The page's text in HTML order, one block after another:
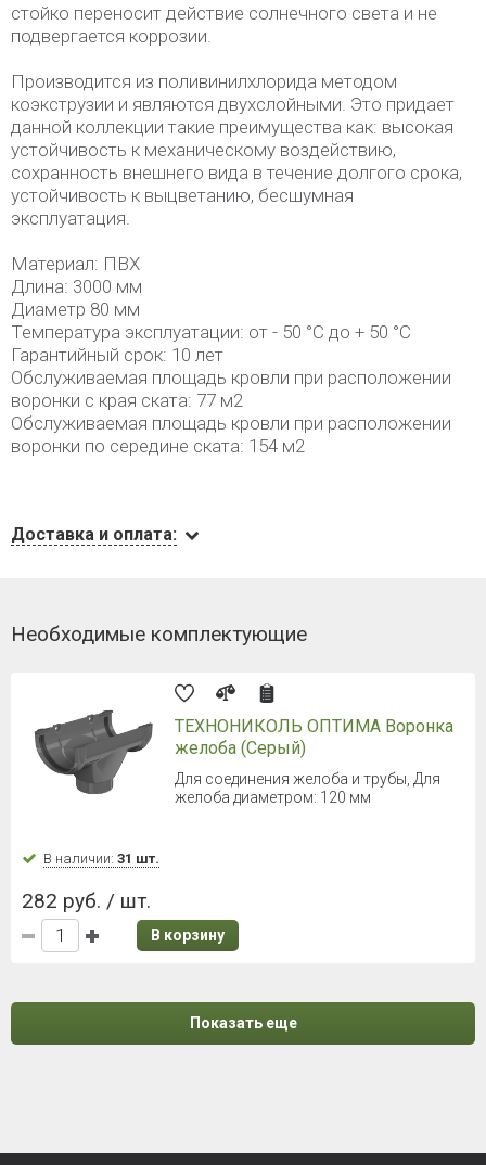
стойко переносит действие солнечного света и не
подвергается коррозии.
Производится из поливинилхлорида методом
коэкструзии и являются двухслойными. Это придает
данной коллекции такие преимущества как: высокая
устойчивость к механическому воздействию,
сохранность внешнего вида в течение долгого срока,
устойчивость к выцветанию, бесшумная
эксплуатация.
Материал: ПВХ
Длина: 3000 мм
Диаметр 80 мм
Температура эксплуатации: от - 50 °C до + 50 °C
Гарантийный срок: 10 лет
Обслуживаемая площадь кровли при расположении
воронки с края ската: 77 м2
Обслуживаемая площадь кровли при расположении
воронки по середине ската: 154 м2
Доставка и оплата:
Необходимые комплектующие
ТЕХНОНИКОЛЬ ОПТИМА Воронка
желоба (Серый)
Для соединения желоба и трубы, Для
желоба диаметром: 120 мм
В наличии: 31 шт.
282 руб. / шт.
В корзину
Показать еще